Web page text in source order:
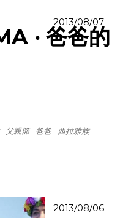
2013/08/07
‧ 爸爸的
父親節 爸爸 西拉雅族
2013/08/06